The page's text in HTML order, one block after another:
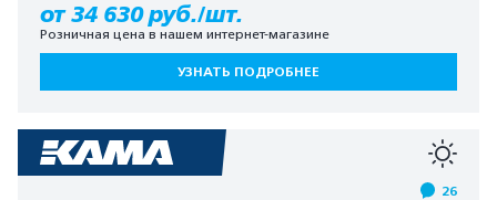
от 34 630 руб./шт.
Розничная цена в нашем интернет-магазине
УЗНАТЬ ПОДРОБНЕЕ
26